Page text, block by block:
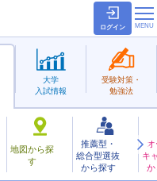
ログイン
地図から探
す
推薦型・
総合型選抜
から探す
キ
か
大学
入試情報
受験対策・
勉強法
お気に入り